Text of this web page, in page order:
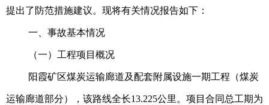
提出了防范措施建议。现将有关情况报告如下：
一、事故基本情况
（一）工程项目概况
阳霞矿区煤炭运输廊道及配套附属设施一期工程（煤炭
运输廊道部分），该路线全长13.225公里。项目合同总工期为